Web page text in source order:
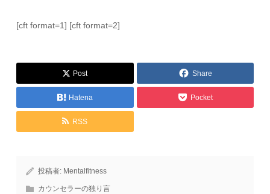
[cft format=1] [cft format=2]
Post Share
Hatena Pocket
RSS
投稿者: Mentalfitness
カウンセラーの独り言